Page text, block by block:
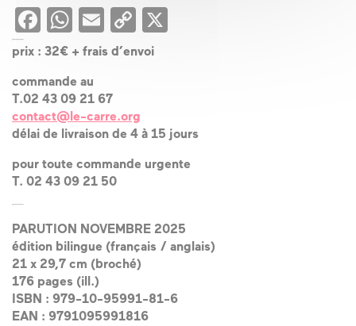
Facebook
WhatsApp
EmailCopy
Link
prix : 32€ + frais d’envoi
commande au
T.02 43 09 21 67
contact@le-carre.org
délai de livraison de 4 à 15 jours
pour toute commande urgente
T. 02 43 09 21 50
PARUTION NOVEMBRE 2025
édition bilingue (français / anglais)
21 x 29,7 cm (broché)
176 pages (ill.)
ISBN : 979-10-95991-81-6
EAN : 9791095991816